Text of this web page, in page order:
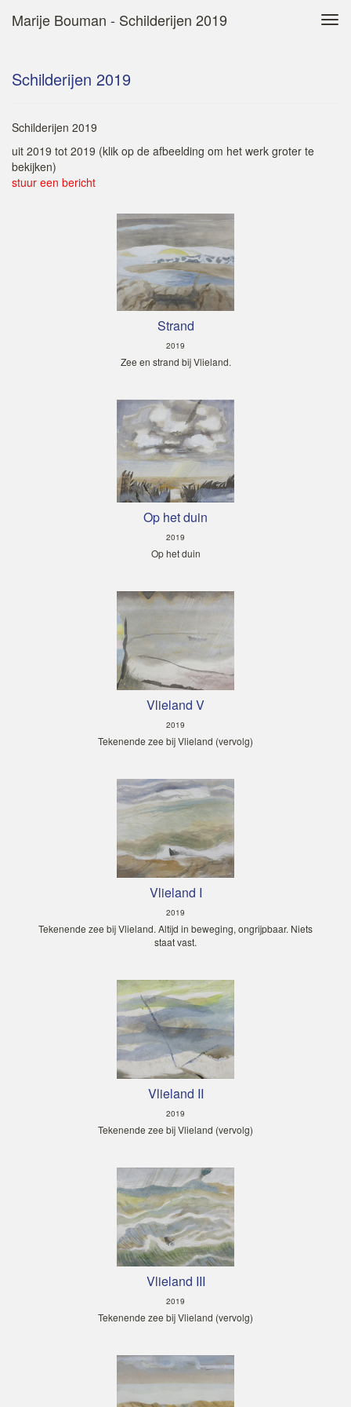
Marije Bouman - Schilderijen 2019
Schilderijen 2019
Schilderijen 2019
uit 2019 tot 2019 (klik op de afbeelding om het werk groter te
bekijken)
stuur een bericht
Strand
2019
Zee en strand bij Vlieland.
Op het duin
2019
Op het duin
Vlieland V
2019
Tekenende zee bij Vlieland (vervolg)
Vlieland I
2019
Tekenende zee bij Vlieland. Altijd in beweging, ongrijpbaar. Niets
staat vast.
Vlieland II
2019
Tekenende zee bij Vlieland (vervolg)
Vlieland III
2019
Tekenende zee bij Vlieland (vervolg)